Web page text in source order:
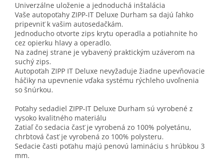
Univerzálne uloženie a jednoduchá inštalácia
Vaše autopoťahy ZIPP-IT Deluxe Durham sa dajú ľahko
pripevniť k vašim autosedačkám.
Jednoducho otvorte zips krytu operadla a potiahnite ho
cez opierku hlavy a operadlo.
Na zadnej strane je vybavený praktickým uzáverom na
suchý zips.
Autopoťah ZIPP IT Deluxe nevyžaduje žiadne upevňovacie
háčiky na upevnenie vďaka systému rýchleho uvoľnenia
so šnúrkou.
Poťahy sedadiel ZIPP-IT Deluxe Durham sú vyrobené z
vysoko kvalitného materiálu
Zatiaľ čo sedacia časť je vyrobená zo 100% polyetánu,
chrbtová časť je vyrobená zo 100% polysteru.
Sedacie časti poťahu majú penovú lamináciu s hrúbkou 3
mm.